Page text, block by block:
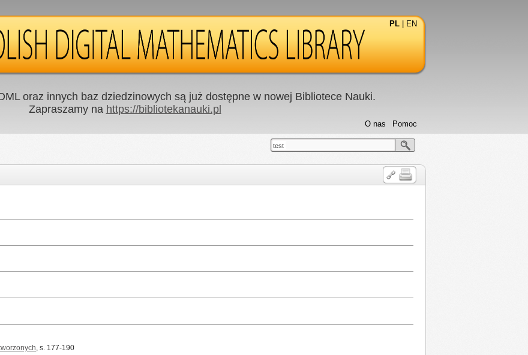
PL EN
oraz innych baz dziedzinowych są już dostępne w nowej Bibliotece Nauki.
Zapraszamy na https://bibliotekanauki.pl
Pomoc
O nas
test
, s. 177-190